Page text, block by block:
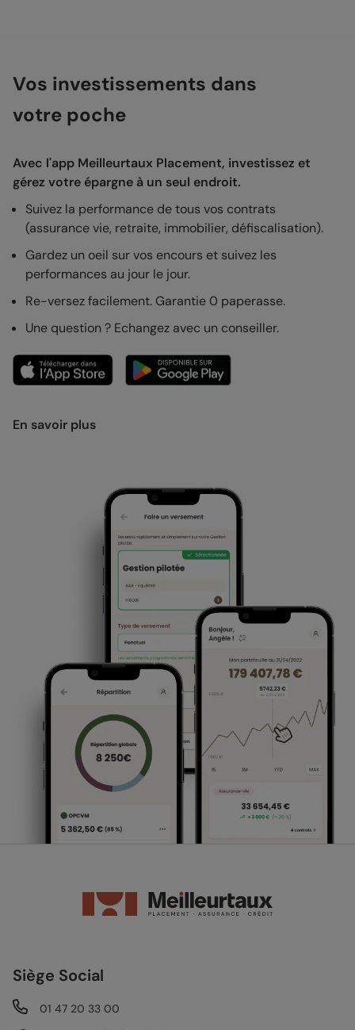
Vos investissements dans
votre poche
Avec l'app Meilleurtaux Placement, investissez et
gérez votre épargne à un seul endroit.
Suivez la performance de tous vos contrats
(assurance vie, retraite, immobilier, défiscalisation).
Gardez un oeil sur vos encours et suivez les
performances au jour le jour.
Re-versez facilement. Garantie 0 paperasse.
Une question ? Echangez avec un conseiller.
En savoir plus
Siège Social
01 47 20 33 00